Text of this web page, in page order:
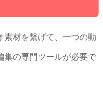
素材を繋げて、一つの動
集の専門ツールが必要で